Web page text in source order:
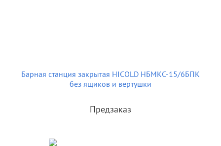
Барная станция закрытая HICOLD НБМКС-15/6БПК
без ящиков и вертушки
Предзаказ